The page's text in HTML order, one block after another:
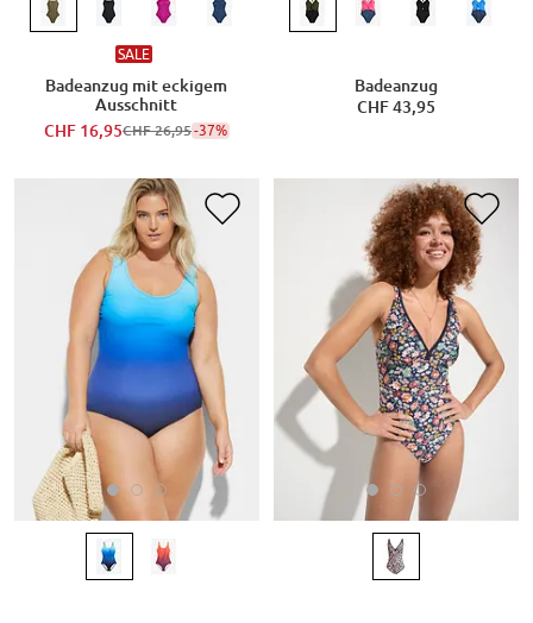
SALE
Badeanzug mit eckigem
Ausschnitt
CHF 16,95CHF 26,95-37%
Badeanzug
CHF 43,95